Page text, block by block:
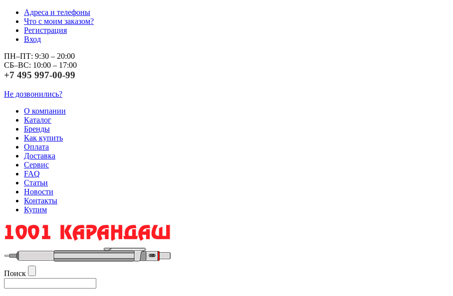
Адреса и телефоны
Что с моим заказом?
Регистрация
Вход
ПН–ПТ: 9:30 – 20:00
СБ–ВС: 10:00 – 17:00
+7 495 997-00-99
Не дозвонились?
О компании
Каталог
Бренды
Как купить
Оплата
Доставка
Сервис
FAQ
Статьи
Новости
Контакты
Купим
Поиск